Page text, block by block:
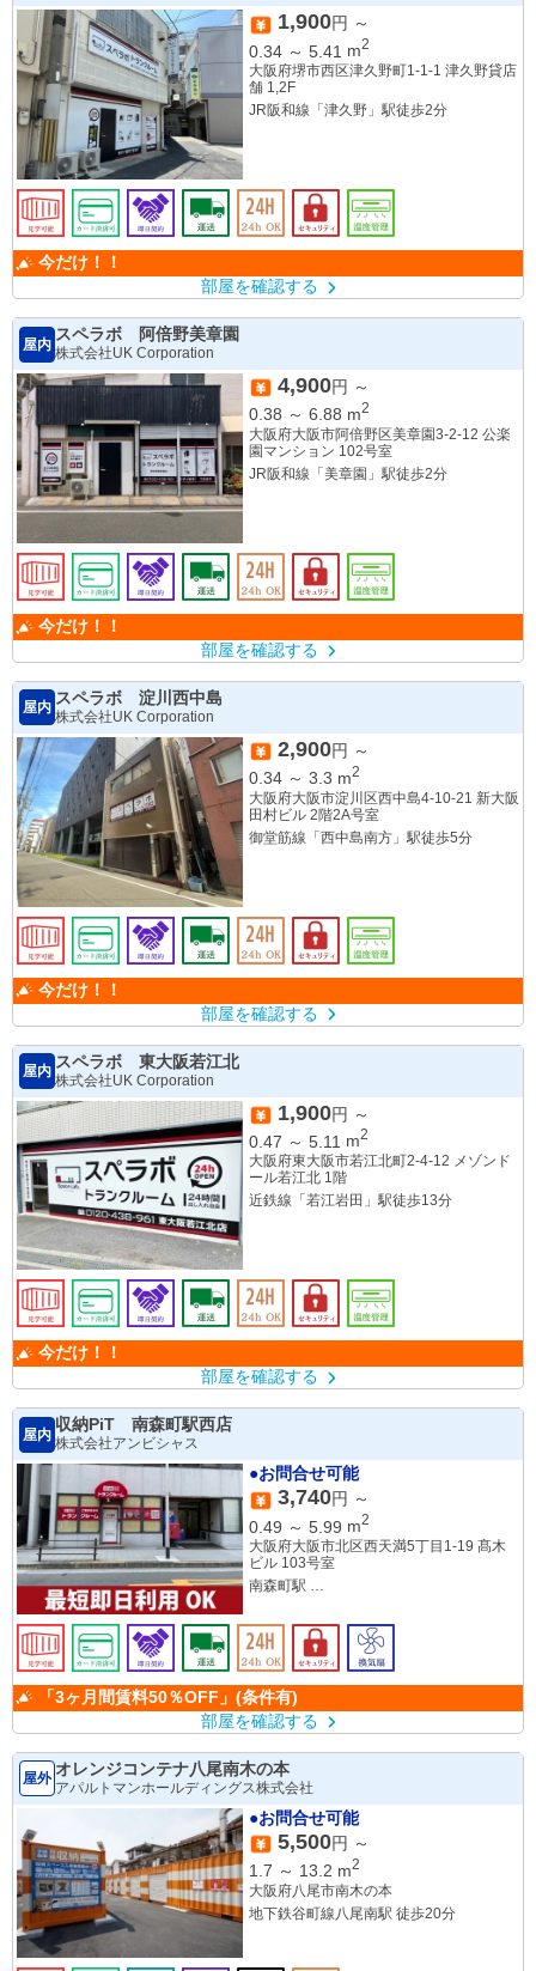
1,900円 ～
0.34 ～ 5.41 m2
大阪府堺市西区津久野町1-1-1 津久野貸店
舗 1,2F
JR阪和線「津久野」駅徒歩2分
今だけ！！
部屋を確認する
屋内
スペラボ 阿倍野美章園
株式会社UK Corporation
4,900円 ～
0.38 ～ 6.88 m2
大阪府大阪市阿倍野区美章園3-2-12 公楽
園マンション 102号室
JR阪和線「美章園」駅徒歩2分
今だけ！！
部屋を確認する
屋内
スペラボ 淀川西中島
株式会社UK Corporation
2,900円 ～
0.34 ～ 3.3 m2
大阪府大阪市淀川区西中島4-10-21 新大阪
田村ビル 2階2A号室
御堂筋線「西中島南方」駅徒歩5分
今だけ！！
部屋を確認する
屋内
スペラボ 東大阪若江北
株式会社UK Corporation
1,900円 ～
0.47 ～ 5.11 m2
大阪府東大阪市若江北町2-4-12 メゾンド
ール若江北 1階
近鉄線「若江岩田」駅徒歩13分
今だけ！！
部屋を確認する
屋内
収納PiT 南森町駅西店
株式会社アンビシャス
●お問合せ可能
3,740円 ～
0.49 ～ 5.99 m2
大阪府大阪市北区西天満5丁目1-19 髙木
ビル 103号室
南森町駅
「3ヶ月間賃料50％OFF」(条件有)
部屋を確認する
屋外 オレンジコンテナ八尾南木の本
アパルトマンホールディングス株式会社
●お問合せ可能
5,500円 ～
1.7 ～ 13.2 m2
大阪府八尾市南木の本
地下鉄谷町線八尾南駅 徒歩20分